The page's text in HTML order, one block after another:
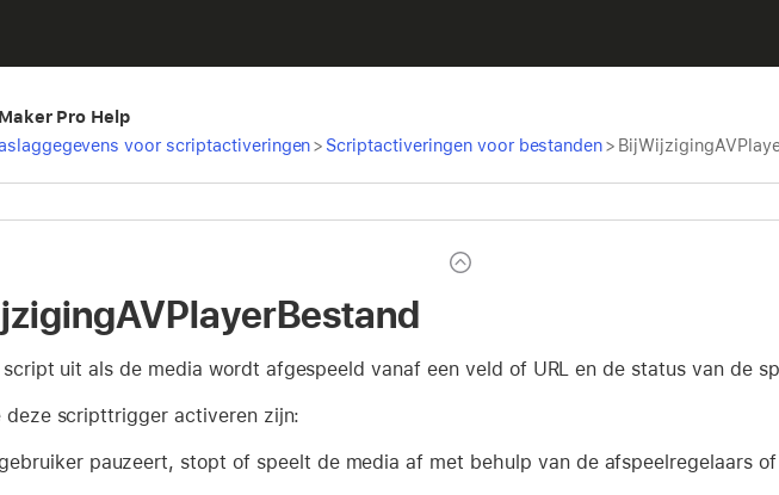
Pro Help
voor scriptactiveringen> Scriptactiveringen voor bestanden>
script uit als de media wordt afgespeeld vanaf een veld of URL en de status van de
deze scripttrigger activeren zijn:
pauzeert, stopt of speelt de media af met behulp van de afspeelregelaars